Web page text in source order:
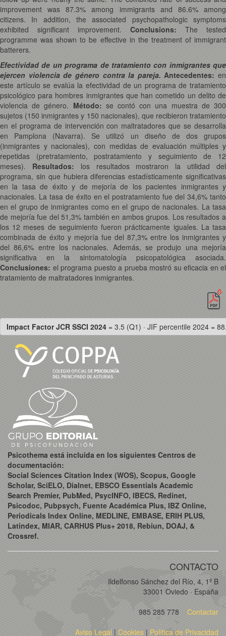
improvement was 87.3% among immigrants and 86.6% among
citizens. In addition, the associated psychopathologic symptoms
exhibited significant improvement. Conclusions: The tested
programme was shown to be effective in the treatment of immigrant
batterers.
Efectividad de un programa de tratamiento con inmigrantes que
ejercen violencia de género contra la pareja. Antecedentes: en
este artículo se evalúa la efectividad de un programa de tratamiento
psicológico para hombres inmigrantes que han cometido un delito de
violencia de género. Método: se contó con una muestra de 300
sujetos (150 inmigrantes y 150 nacionales), que recibieron tratamiento
en el programa de intervención con maltratadores que se desarrolla
en Pamplona (Navarra). Se utilizó un diseño de dos grupos
(inmigrantes y nacionales), con medidas de evaluación múltiples y
repetidas (pretratamiento, postratamiento y seguimiento de 12
meses). Resultados: los resultados mostraron la utilidad del
programa, sin que hubiera diferencias estadísticamente significativas
en la tasa de éxito y de mejoría de los pacientes inmigrantes y
nacionales. La tasa de éxito en el postratamiento fue del 34,6% tanto
en el grupo de inmigrantes como en el grupo de nacionales. La tasa
de mejoría fue del 51,3% también en ambos grupos. Los resultados a
los 12 meses de seguimiento fueron prácticamente iguales. La tasa
combinada de éxito y mejoría fue del 87,3% entre los inmigrantes y
del 86,6% entre los nacionales. Además, se produjo una mejoría
significativa en la sintomatología psicopatológica asociada.
Conclusiones: el programa puesto a prueba mostró su eficacia en el
tratamiento de maltratadores inmigrantes.
Impact Factor JCR SSCI 2024 = 3.5 (Q1) · JIF percentile 2024 =
Psicothema está incluida en los siguientes Centros de
documentación:
Social Sciences Citation Index (WOS), Scopus, Google
Scholar, SciELO, Dialnet, EBSCO Essentials Academic
Search Premier, PubMed, PsycINFO, IBECS, Redinet,
Psicodoc, Pubpsych, Fuente Académica Plus, IBZ Online,
Periodicals Index Online, MEDLINE, EMBASE, ERIH PLUS,
Latindex, MIAR, CARHUS Plus+ 2018, Rebiun, DOAJ, &
Crossref.
CONTACTO
Ildelfonso Sánchez del Río, 4, 1º B
33001 Oviedo · España
985 285 778
Contactar
Aviso Legal| Cookies | Política de Privacidad